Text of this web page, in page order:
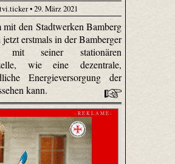
tvi.ticker • 29. März 2021
mit den Stadtwerken Bamberg
erstmals in der Bamberger
mit seiner stationären
wie eine dezentrale,
Energieversorgung der
kann.
- R E K L A M E -